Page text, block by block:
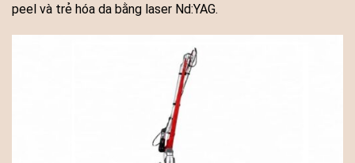
peel và trẻ hóa da bằng laser Nd:YAG.